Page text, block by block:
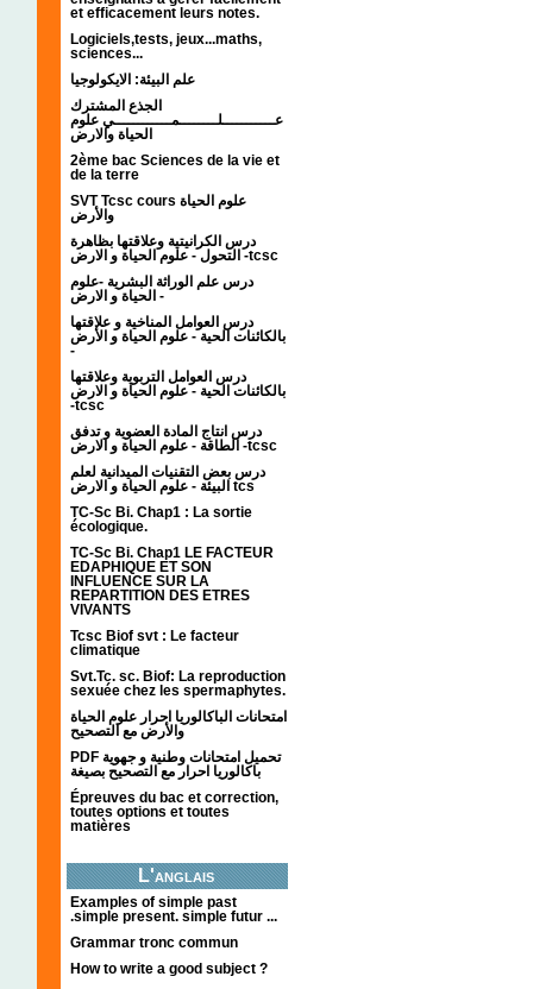
et efficacement leurs notes.
Logiciels,tests, jeux...maths,
sciences...
علم البيئة: الايكولوجيا
الجذع المشترك
عـــــــــــلــــــــمــــــــــــي علوم
الحياة والارض
2ème bac Sciences de la vie et
de la terre
SVT Tcsc cours علوم الحياة
والأرض
درس الكرانيتية وعلاقتها بظاهرة
التحول - علوم الحياة و الارض -tcsc
درس علم الوراثة البشرية -علوم
الحياة و الارض -
درس العوامل المناخية و علاقتها
بالكائنات الحية - علوم الحياة و الأرض
-
درس العوامل التربوية وعلاقتها
بالكائنات الحية - علوم الحياة و الارض
-tcsc
درس انتاج المادة العضوية و تدفق
الطاقة - علوم الحياة و الارض -tcsc
درس بعض التقنيات الميدانية لعلم
البيئة - علوم الحياة و الارض tcs
TC-Sc Bi. Chap1 : La sortie
écologique.
TC-Sc Bi. Chap1 LE FACTEUR
EDAPHIQUE ET SON
INFLUENCE SUR LA
REPARTITION DES ETRES
VIVANTS
Tcsc Biof svt : Le facteur
climatique
Svt.Tc. sc. Biof: La reproduction
sexuée chez les spermaphytes.
امتحانات الباكالوريا احرار علوم الحياة
والأرض مع التصحيح
PDF تحميل امتحانات وطنية و جهوية
باكالوريا احرار مع التصحيح بصيغة
Épreuves du bac et correction,
toutes options et toutes
matières
L'anglais
Examples of simple past
.simple present. simple futur ...
Grammar tronc commun
How to write a good subject ?